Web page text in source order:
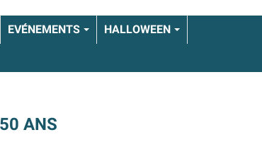
EVÉNEMENTS HALLOWEEN
ANS